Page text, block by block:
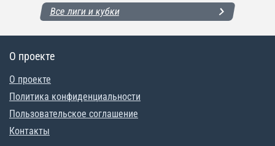
Все лиги и кубки
О проекте
О проекте
Политика конфиденциальности
Пользовательское соглашение
Контакты